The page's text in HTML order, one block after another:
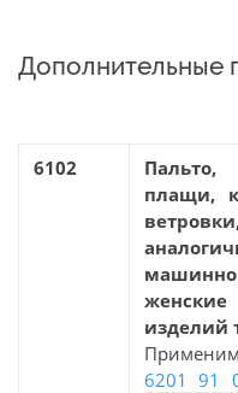
Дополнительные
6102
плащи,
изделий
6201 91